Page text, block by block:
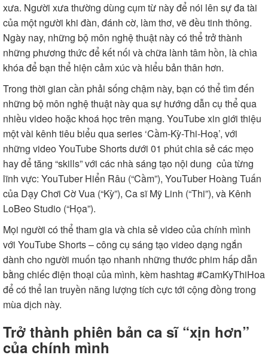
xưa. Người xưa thường dùng cụm từ này để nói lên sự đa tài
của một người khi đàn, đánh cờ, làm thơ, vẽ đều tinh thông.
Ngày nay, những bộ môn nghệ thuật này có thể trở thành
những phương thức để kết nối và chữa lành tâm hồn, là chìa
khóa để bạn thể hiện cảm xúc và hiểu bản thân hơn.
Trong thời gian cần phải sống chậm này, bạn có thể tìm đến
những bộ môn nghệ thuật này qua sự hướng dẫn cụ thể qua
nhiều video hoặc khoá học trên mạng. YouTube xin giới thiệu
một vài kênh tiêu biểu qua series ‘Cầm-Kỳ-Thi-Hoạ’, với
những video YouTube Shorts dưới 01 phút chia sẻ các mẹo
hay để tăng “skills” với các nhà sáng tạo nội dung của từng
lĩnh vực: YouTuber Hiển Râu (“Cầm”), YouTuber Hoàng Tuấn
của Dạy Chơi Cờ Vua (“Kỳ”), Ca sĩ Mỹ Linh (“Thi”), và Kênh
LoBeo Studio (“Họa”).
Mọi người có thể tham gia và chia sẻ video của chính mình
với YouTube Shorts – công cụ sáng tạo video dạng ngắn
dành cho người muốn tạo nhanh những thước phim hấp dẫn
bằng chiếc điện thoại của mình, kèm hashtag #CamKyThiHoa
để có thể lan truyền năng lượng tích cực tới cộng đồng trong
mùa dịch này.
Trở thành phiên bản ca sĩ “xịn hơn”
của chính mình